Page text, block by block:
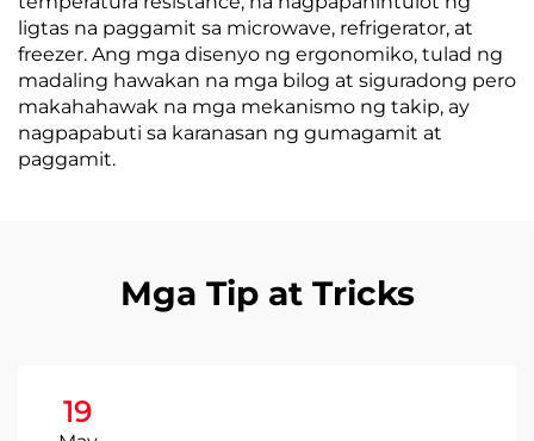
ligtas na paggamit sa microwave, refrigerator, at
freezer. Ang mga disenyo ng ergonomiko, tulad ng
madaling hawakan na mga bilog at siguradong pero
makahahawak na mga mekanismo ng takip, ay
nagpapabuti sa karanasan ng gumagamit at
paggamit.
Mga Tip at Tricks
19